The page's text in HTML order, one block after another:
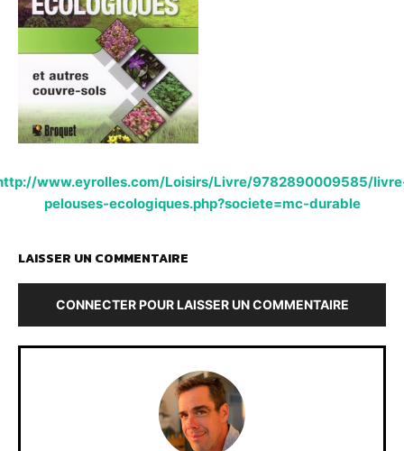
www.eyrolles.com/Loisirs/Livre/9782890009585/
pelouses-ecologiques.php?societe=mc-durable
LAISSER UN COMMENTAIRE
CONNECTER POUR LAISSER UN COMMENTAIRE